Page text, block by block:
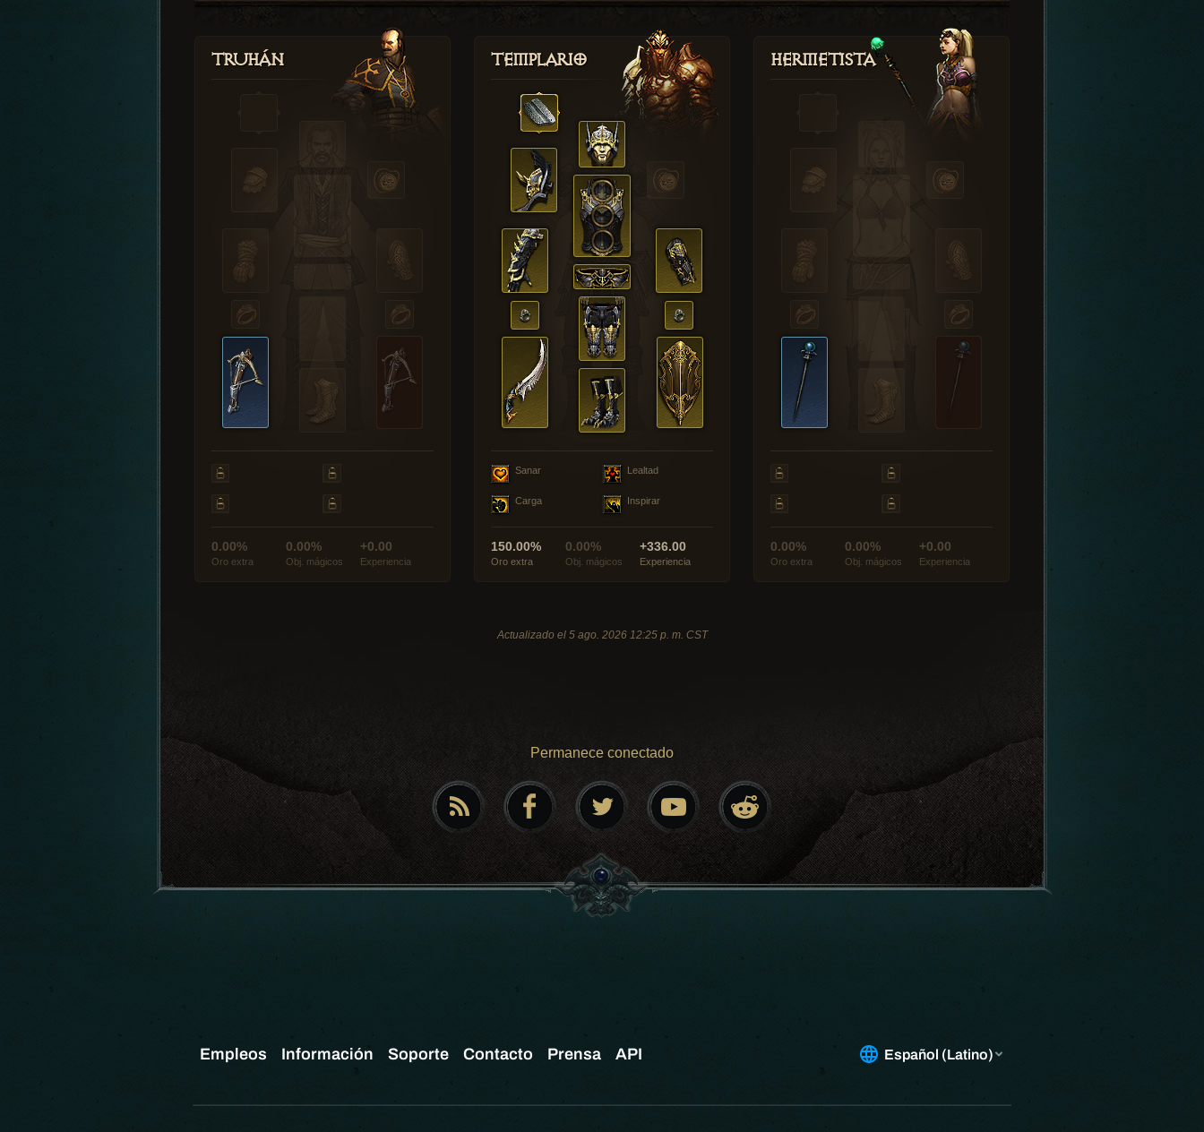
Truhán
0.00%
Oro extra
0.00%
Obj. mágicos
+0.00
Experiencia
Templario
Sanar Lealtad
Carga Inspirar
150.00%
Oro extra
0.00%
Obj. mágicos
+336.00
Experiencia
Hermetista
0.00%
Oro extra
0.00%
Obj. mágicos
+0.00
Experiencia
Actualizado el 5 ago. 2026 12:25 p. m. CST
Permanece conectado